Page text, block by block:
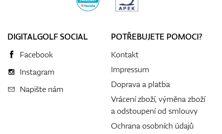
DIGITALGOLF SOCIAL
Facebook
Instagram
Napište nám
POTŘEBUJETE POMOCI?
Kontakt
Impressum
Doprava a platba
Vrácení zboží, výměna zboží
a odstoupení od smlouvy
Ochrana osobních údajů